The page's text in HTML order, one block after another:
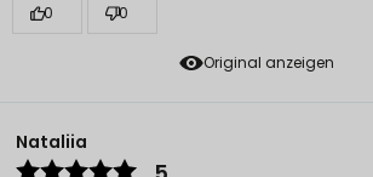
Original anzeigen
0
0
Nataliia